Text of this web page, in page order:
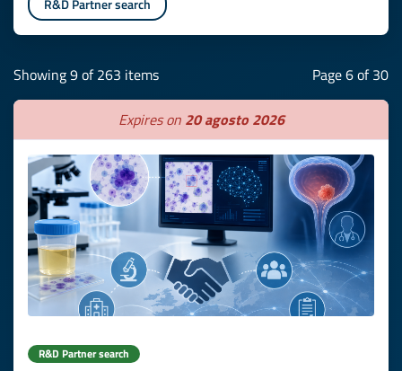
R&D Partner search
Showing 9 of 263 items Page 6 of 30
Expires on 20 agosto 2026
R&D Partner search